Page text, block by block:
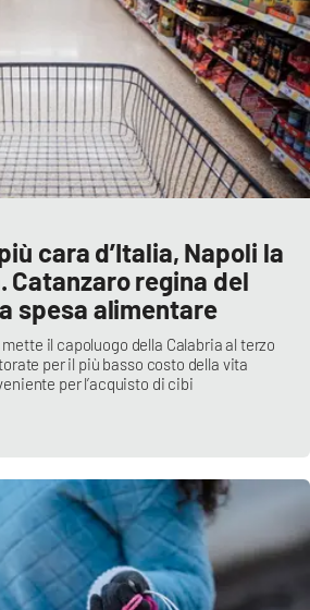
cara d’Italia, Napoli la
Catanzaro regina del
spesa alimentare
il capoluogo della Calabria al terzo
per il più basso costo della vita
per l’acquisto di cibi